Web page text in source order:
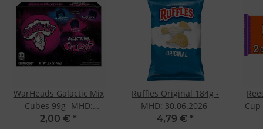
WarHeads Galactic Mix
Cubes 99g -MHD:
30.01.2026
2,00 € *
Ruffles Original 184g -
MHD: 30.06.2026-
4,79 € *
Cup